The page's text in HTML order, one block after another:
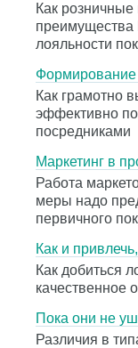
Как
преимущества
лояльности
Формирование
Как грамотно
эффективно
посредниками
Маркетинг в
Работа
меры надо
первичного
Как и
Как добиться
качественное
Пока они не
Различия в